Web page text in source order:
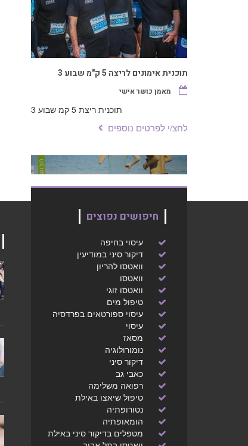
לחצ/י לפרטים נוספים
אימון ריצה
תוכנית אימון פשוטה שניתן לעשות בכל מקום
ללא אביזרים ע"מ לחזק את הגוף לתחילת
אימוני ריצה
תוכנית ריצה ל-5 קמ שבוע 2
אימון ריצה
תוכנית ריצת 5 קמ שבוע שני
לחצ/י לפרטים נוספים
חיפושים נפוצים
עיסוי בחיפה
דיקור סיני במודיעין
וואטסו להריון
וואטסו
וואטסו זוגי
טיפול מים
עיסוי ספורטאים בפרדסיה
עיסוי
מסאז
נומורולוגיה
דיקור סיני
כאבי גב
רפואה משלימה
טיפול שיאצו באילת
נטורופתיה
הומאופתיה
מטפלים בדיקור סיני באילת